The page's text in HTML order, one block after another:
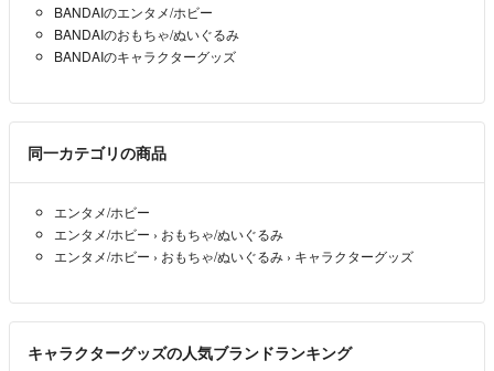
BANDAIのエンタメ/ホビー
BANDAIのおもちゃ/ぬいぐるみ
BANDAIのキャラクターグッズ
同一カテゴリの商品
エンタメ/ホビー
エンタメ/ホビー › おもちゃ/ぬいぐるみ
エンタメ/ホビー › おもちゃ/ぬいぐるみ › キャラクターグッズ
キャラクターグッズの人気ブランドランキング